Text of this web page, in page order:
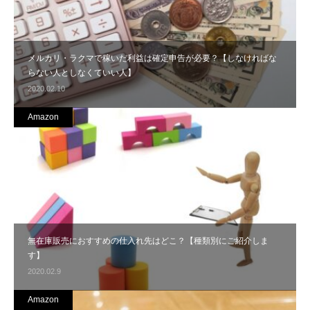
メルカリ・ラクマで稼いだ利益は確定申告が必要？【しなければな
らない人としなくていい人】
2020.02.10
無在庫販売におすすめの仕入れ先はどこ？【種類別にご紹介しま
す】
2020.02.9
Amazon
Amazon